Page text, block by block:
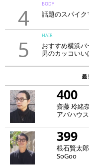
4
BODY
話題のスパイ
5
HAIR
おすすめ横浜バ
男のカッコいい
400
齋藤 玲
アバハウ
399
根石賢太
SoGoo